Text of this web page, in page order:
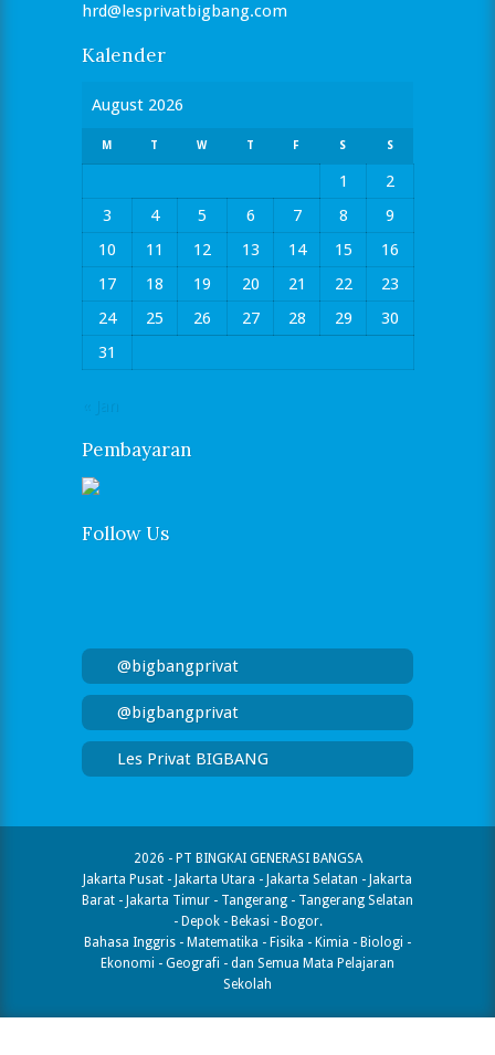
hrd@lesprivatbigbang.com
Kalender
August 2026
M T W T F S S
1
2
3
4 5 6 7 8
9
10
11 12 13 14 15
16
17
18 19 20 21 22
23
24
25 26 27 28 29
30
31
Pembayaran
Follow Us
@bigbangprivat
@bigbangprivat
Les Privat BIGBANG
2026 - PT BINGKAI GENERASI BANGSA
Jakarta Pusat - Jakarta Utara - Jakarta Selatan - Jakarta
Barat - Jakarta Timur - Tangerang - Tangerang Selatan
- Depok - Bekasi - Bogor.
Bahasa Inggris - Matematika - Fisika - Kimia - Biologi -
Ekonomi - Geografi​ - dan Semua Mata Pelajaran
Sekolah